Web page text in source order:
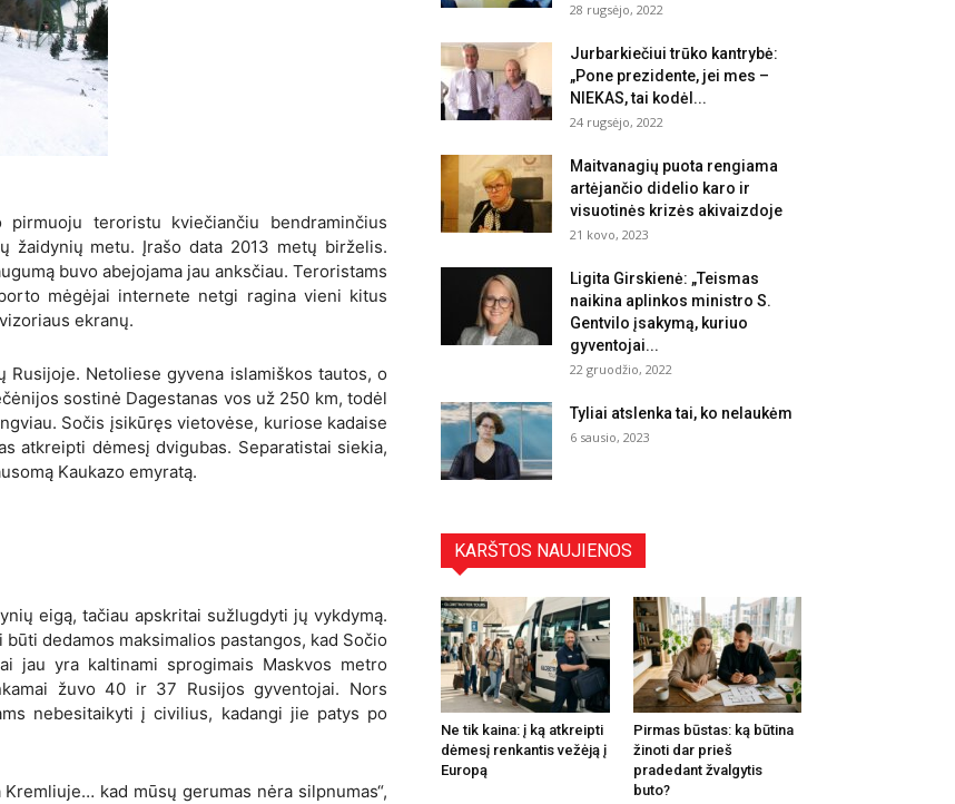
teroristu kviečiančiu bendraminčius
žaidynių metu. Įrašo data 2013 metų birželis.
buvo abejojama jau anksčiau. Teroristams
mėgėjai internete netgi ragina vieni kitus
ekranų.
Netoliese gyvena islamiškos tautos, o
sostinė Dagestanas vos už 250 km, todėl
Sočis įsikūręs vietovėse, kuriose kadaise
atkreipti dėmesį dvigubas. Separatistai siekia,
Kaukazo emyratą.
eigą, tačiau apskritai sužlugdyti jų vykdymą.
dedamos maksimalios pastangos, kad Sočio
jau yra kaltinami sprogimais Maskvos metro
žuvo40 ir 37 Rusijos gyventojai. Nors
nebesitaikyti į civilius, kadangi jie patys po
kad mūsų gerumas nėra silpnumas“,
28 rugsėjo, 2022
Jurbarkiečiui trūko kantrybė:
„Pone prezidente, jei mes –
NIEKAS, tai kodėl...
24 rugsėjo, 2022
Maitvanagių puota rengiama
artėjančio didelio karo ir
visuotinės krizės akivaizdoje
21 kovo, 2023
Ligita Girskienė: „Teismas
naikina aplinkos ministro S.
Gentvilo įsakymą, kuriuo
gyventojai...
22 gruodžio, 2022
Tyliai atslenka tai, ko nelaukėm
6 sausio, 2023
KARŠTOS NAUJIENOS
Ne tik kaina: į ką atkreipti
dėmesį renkantis vežėją į
Europą
Pirmas būstas: ką būtina
žinoti dar prieš
pradedant žvalgytis
buto?